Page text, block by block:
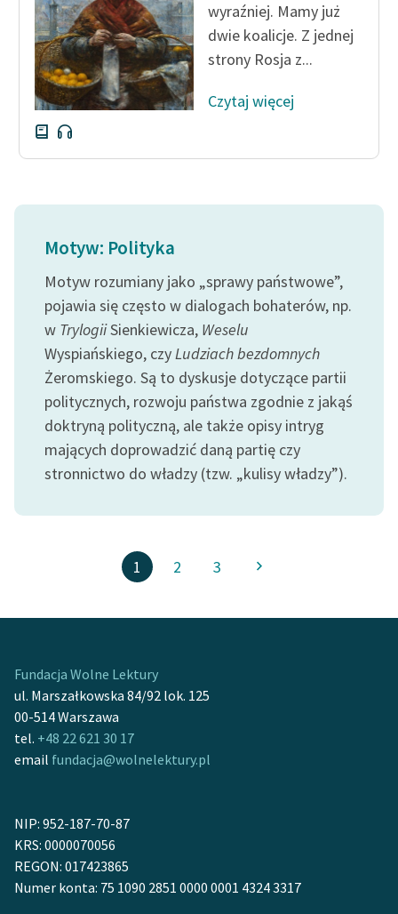
wyraźniej. Mamy już
dwie koalicje. Z jednej
strony Rosja z...
Czytaj więcej
Motyw: Polityka
Motyw rozumiany jako „sprawy państwowe”,
pojawia się często w dialogach bohaterów, np.
w TrylogiiSienkiewicza, Weselu
Wyspiańskiego, czyLudziach bezdomnych
Żeromskiego. Są to dyskusje dotyczące partii
politycznych, rozwoju państwa zgodnie z jakąś
doktryną polityczną, ale także opisy intryg
mających doprowadzić daną partię czy
stronnictwo do władzy (tzw. „kulisy władzy”).
1 2 3
Fundacja Wolne Lektury
ul. Marszałkowska 84/92 lok. 125
00-514 Warszawa
tel. +48 22 621 30 17
email fundacja@wolnelektury.pl
NIP: 952-187-70-87
KRS: 0000070056
REGON: 017423865
Numer konta: 75 1090 2851 0000 0001 4324 3317